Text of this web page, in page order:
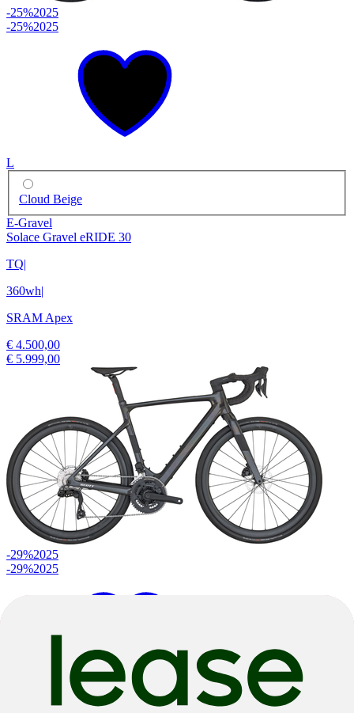
-25%2025
-25%2025
L
Cloud Beige
E-Gravel
Solace Gravel eRIDE 30
TQ|
360wh|
SRAM Apex
€ 4.500,00
€ 5.999,00
-29%2025
-29%2025